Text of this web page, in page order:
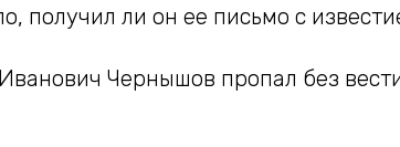
получил ли он ее письмо с
Чернышов пропал без